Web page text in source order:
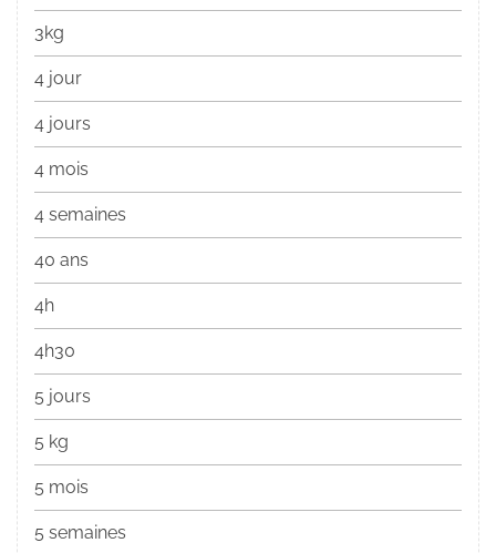
3kg
4 jour
4 jours
4 mois
4 semaines
40 ans
4h
4h30
5 jours
5 kg
5 mois
5 semaines